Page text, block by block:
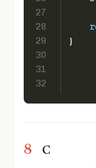
27
28
29
30
31
32
}
C